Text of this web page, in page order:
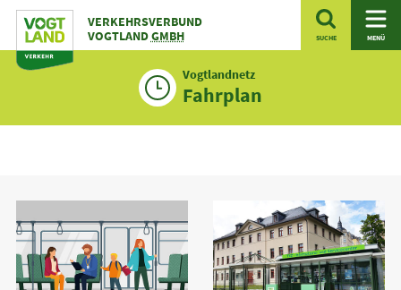
Zum
Inhalt
VERKEHRSVERBUND
VOGTLANDGMBH SUCHE MENÜ
Vogtlandnetz
Fahrplan